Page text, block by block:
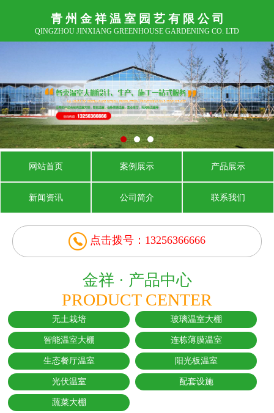
青 州 金 祥 温 室 园 艺 有 限 公 司
QINGZHOU JINXIANG GREENHOUSE GARDENING CO. LTD
网站首页 案例展示 产品展示
新闻资讯 公司简介 联系我们
点击拨号：13256366666
金祥 · 产品中心
PRODUCT CENTER
无土栽培 玻璃温室大棚
智能温室大棚 连栋薄膜温室
生态餐厅温室 阳光板温室
光伏温室 配套设施
蔬菜大棚